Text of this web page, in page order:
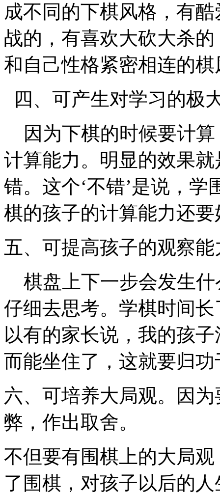
成不同的下棋风格，有
战的，有喜欢大砍大杀
和自己性格紧密相连的棋
四、可产生对学习的极
因为下棋的时候要计算
计算能力。明显的效果
错。这个‘不错’是说，
棋的孩子的计算能力还要
五、可提高孩子的观察
棋盘上下一步会发生什
仔细去思考。学棋时间
以有的家长说，我的孩
而能坐住了，这就要归
六、可培养大局观。因
弊，作出取舍。
不但要有围棋上的大局
了围棋，对孩子以后的